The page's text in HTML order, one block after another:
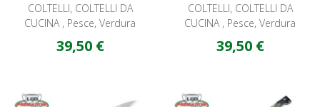
COLTELLI, COLTELLI DA
CUCINA , Pesce, Verdura
39,50 €
COLTELLI, COLTELLI DA
CUCINA , Pesce, Verdura
39,50 €
Add to Wishlist